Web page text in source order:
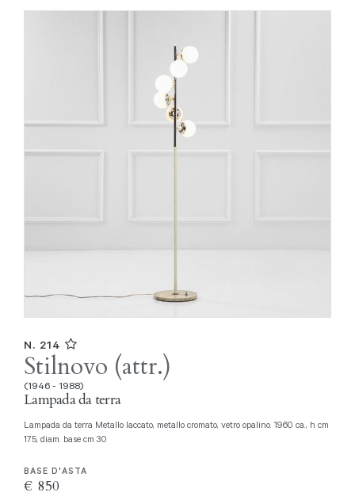
N. 214
Stilnovo (attr.)
(1946 - 1988)
Lampada da terra
Lampada da terra Metallo laccato, metallo cromato, vetro opalino. 1960 ca., h cm
175, diam. base cm 30
BASE D'ASTA
€ 850